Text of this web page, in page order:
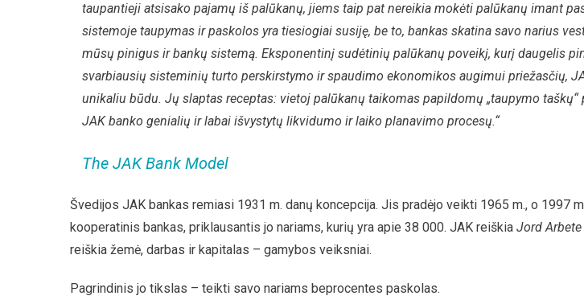
taupantieji atsisako pajamų iš palūkanų, jiems taip pat nereikia mokėti palūkanų imant
sistemoje taupymas ir paskolos yra tiesiogiai susiję, be to, bankas skatina savo narius
mūsų pinigus ir bankų sistemą. Eksponentinį sudėtinių palūkanų poveikį, kurį daugelis
svarbiausių sisteminių turto perskirstymo ir spaudimo ekonomikos augimui priežasčių,
unikaliu būdu. Jų slaptas receptas: vietoj palūkanų taikomas papildomų „taupymo
JAK banko genialių ir labai išvystytų likvidumo ir laiko planavimo procesų.“
The JAK Bank Model
Švedijos JAK bankas remiasi 1931 m. danų koncepcija. Jis pradėjo veikti 1965 m., o 1997
kooperatinis bankas, priklausantis jo nariams, kurių yra apie 38 000. JAK reiškia Jord
reiškia žemė, darbas ir kapitalas – gamybos veiksniai.
Pagrindinis jo tikslas – teikti savo nariams beprocentes paskolas.